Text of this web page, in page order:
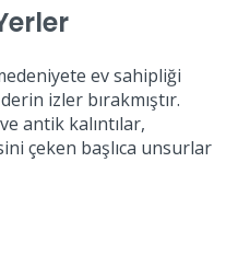
ev sahipliği
izler bırakmıştır.
antik kalıntılar,
çeken başlıca unsurlar